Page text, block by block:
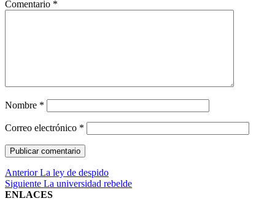
Comentario *
Nombre *
Correo electrónico *
Navegación
de
Anterior Entrada
anterior:
La ley de despido
Siguiente Entrada
siguiente:
La universidad rebelde
ENLACES